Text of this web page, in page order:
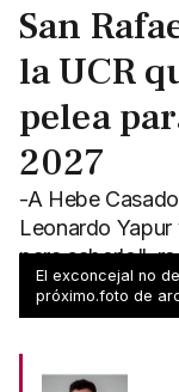
San
la UCR
pelea
2027
-A Hebe
Leonardo
para saberlo",
provincial
El exconcejal no
próximo.foto de